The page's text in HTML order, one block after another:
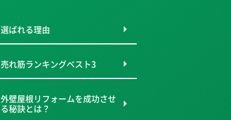
選ばれる理由
売れ筋ランキングベスト3
外壁屋根リフォームを成功させ
る秘訣とは？